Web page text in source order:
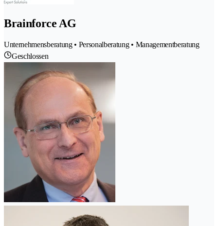
Brainforce AG
Unternehmensberatung • Personalberatung • Managementberatung
Geschlossen